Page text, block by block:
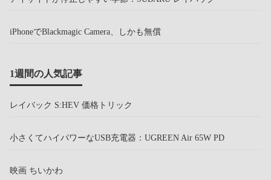
iPhoneでBlackmagic Camera、しかも無償
1週間の人気記事
レイバック S:HEV 価格トリック
小さくてハイパワーなUSB充電器：UGREEN Air 65W PD
映画 ちいかわ